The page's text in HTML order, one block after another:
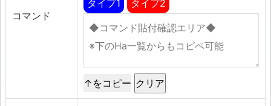
コマンド
タイプ1
タイプ2
↑をコピー